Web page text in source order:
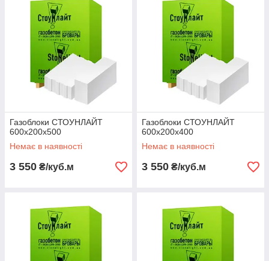
Газоблоки СТОУНЛАЙТ
600х200х500
Немає в наявності
3 550 ₴/куб.м
Газоблоки СТОУНЛАЙТ
600х200х400
Немає в наявності
3 550 ₴/куб.м